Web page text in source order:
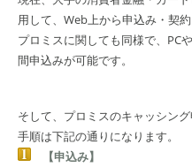
用して、Web上から申込み・契
プロミスに関しても同様で、PC
間申込みが可能です。
そして、プロミスのキャッシン
手順は下記の通りになります。
【申込み】